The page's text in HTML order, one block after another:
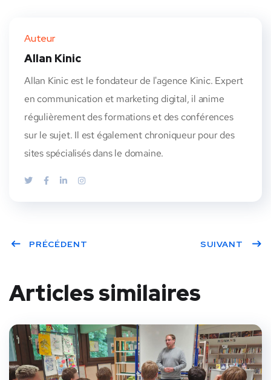
Auteur
Allan Kinic
Allan Kinic est le fondateur de l'agence Kinic. Expert
en communication et marketing digital, il anime
régulièrement des formations et des conférences
sur le sujet. Il est également chroniqueur pour des
sites spécialisés dans le domaine.
PRÉCÉDENT SUIVANT
Articles similaires